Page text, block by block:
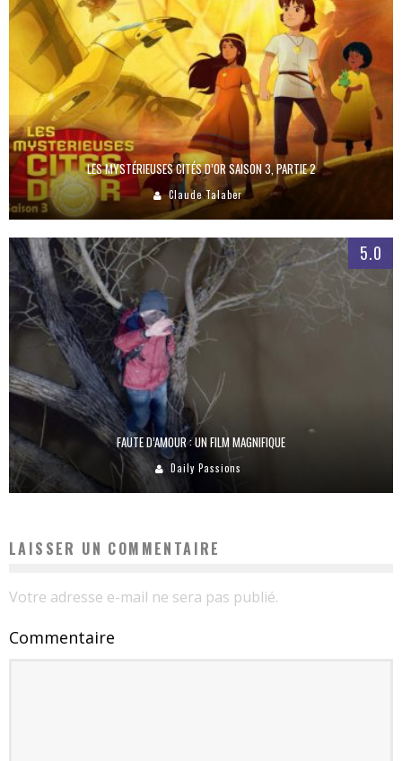
LES MYSTÉRIEUSES CITÉS D’OR SAISON 3, PARTIE 2
Claude Talaber
5.0
FAUTE D’AMOUR : UN FILM MAGNIFIQUE
Daily Passions
LAISSER UN COMMENTAIRE
Votre adresse e-mail ne sera pas publié.
Commentaire